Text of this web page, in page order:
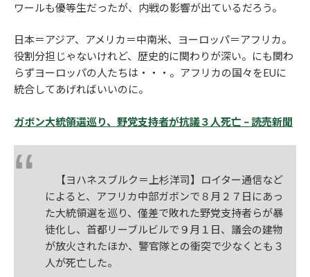
ワールも優等生だったが、内戦の影響が出ているだろう。
日本＝アジア、アメリカ＝中南米、ヨーロッパ＝アフリカ。
役割分担じゃないけれど、歴史的に関わりが深い。にも関わ
らずヨーロッパの人たちは・・・。アフリカの国々をEUに
統合してあげればいいのに。
ガボン大統領選巡り、野党支持者が抗議３人死亡 – 読売新聞
【ヨハネスブルク＝上杉洋司】ロイター通信など
によると、アフリカ中部ガボンで８月２７日にあっ
た大統領選を巡り、僅差で敗れた野党支持者らが暴
徒化し、首都リーブルビルで９月１日、議会の建物
が放火されたほか、警官隊との衝突で少なくとも３
人が死亡した。